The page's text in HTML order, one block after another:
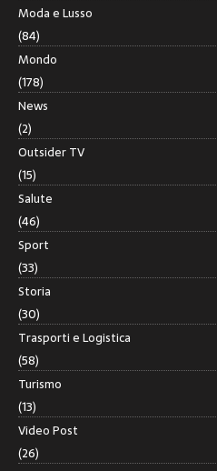
Moda e Lusso
(84)
Mondo
(178)
News
(2)
Outsider TV
(15)
Salute
(46)
Sport
(33)
Storia
(30)
Trasporti e Logistica
(58)
Turismo
(13)
Video Post
(26)